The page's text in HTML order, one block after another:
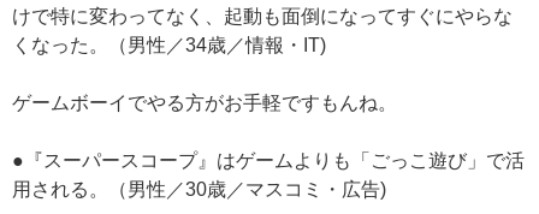
けで特に変わってなく、起動も面倒になってすぐにやらな
くなった。（男性／34歳／情報・IT)
ゲームボーイでやる方がお手軽ですもんね。
●『スーパースコープ』はゲームよりも「ごっこ遊び」で活
用される。（男性／30歳／マスコミ・広告)